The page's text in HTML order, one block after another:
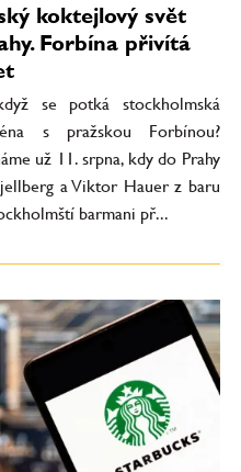
koktejlový svět
Forbína přivítá
se potká stockholmská
s pražskou Forbínou?
už 11. srpna, kdy do Prahy
a Viktor Hauer z baru
barmani př...